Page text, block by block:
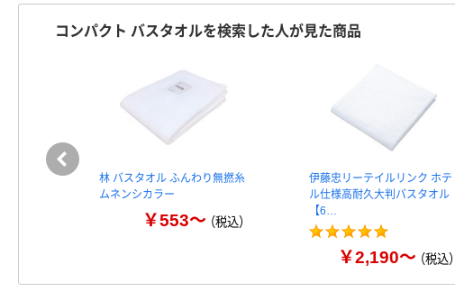
コンパクト バスタオルを検索した人が見た商品
林 バスタオル ふんわり無撚糸
ムネンシカラー
￥553～（税込）
伊藤忠リーテイルリンク ホテ
ル仕様高耐久大判バスタオル
【6…
￥2,190～（税込）